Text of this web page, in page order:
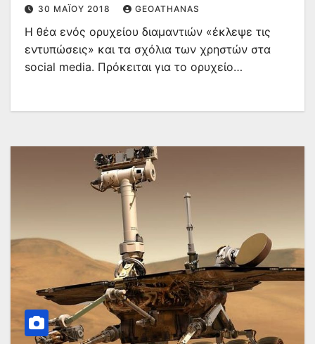
30 ΜΑΪ́ΟΥ 2018 GEOATHANAS
Η θέα ενός ορυχείου διαμαντιών «έκλεψε τις
εντυπώσεις» και τα σχόλια των χρηστών στα
social media. Πρόκειται για το ορυχείο…